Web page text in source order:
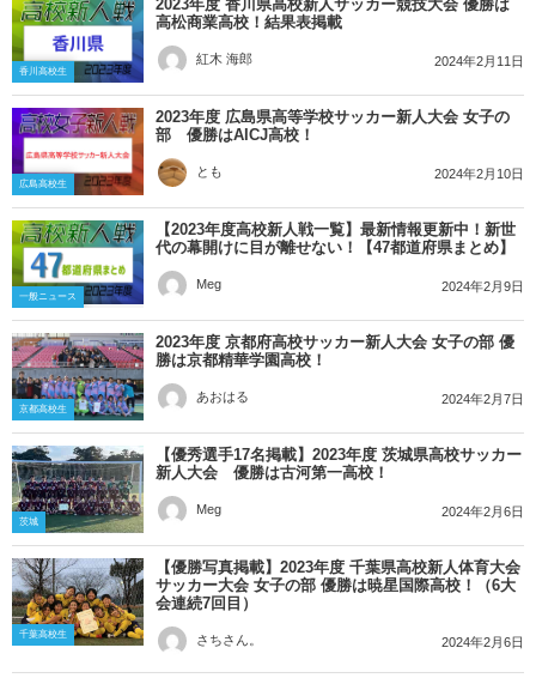
香川高校生
2023年度 香川県高校新人サッカー競技大会 優勝は
高松商業高校！結果表掲載
紅木 海郎 2024年2月11日
広島高校生
2023年度 広島県高等学校サッカー新人大会 女子の
部 優勝はAICJ高校！
とも 2024年2月10日
一般ニュース
【2023年度高校新人戦一覧】最新情報更新中！新世
代の幕開けに目が離せない！【47都道府県まとめ】
Meg 2024年2月9日
京都高校生
2023年度 京都府高校サッカー新人大会 女子の部 優
勝は京都精華学園高校！
あおはる 2024年2月7日
茨城
【優秀選手17名掲載】2023年度 茨城県高校サッカー
新人大会 優勝は古河第一高校！
Meg 2024年2月6日
千葉高校生
【優勝写真掲載】2023年度 千葉県高校新人体育大会
サッカー大会 女子の部 優勝は暁星国際高校！（6大
会連続7回目）
さちさん。 2024年2月6日